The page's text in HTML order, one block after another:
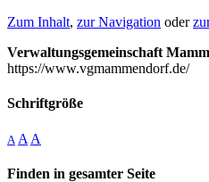
Zum Inhalt, zur Navigation oder
Verwaltungsgemeinschaft
https://www.vgmammendorf.de/
Schriftgröße
A A A
Finden in gesamter Seite